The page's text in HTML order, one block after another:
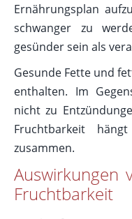
Ernährungsplan
schwanger zu
gesünder sein als
Gesunde Fette und
enthalten. Im
nicht zu
Fruchtbarkeit
zusammen.
Auswirkungen
Fruchtbarkeit